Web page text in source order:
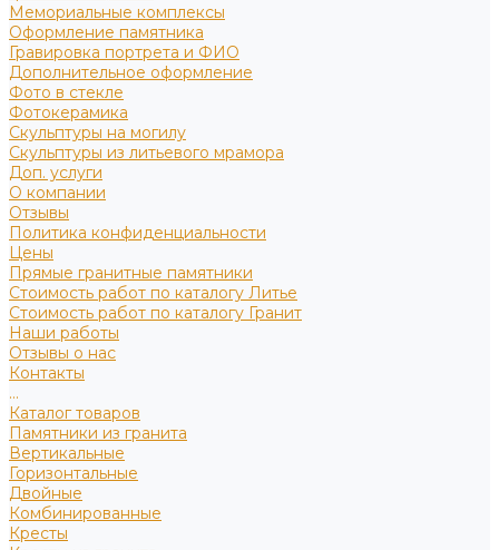
Мемориальные комплексы
Оформление памятника
Гравировка портрета и ФИО
Дополнительное оформление
Фото в стекле
Фотокерамика
Скульптуры на могилу
Скульптуры из литьевого мрамора
Доп. услуги
О компании
Отзывы
Политика конфиденциальности
Цены
Прямые гранитные памятники
Стоимость работ по каталогу Литье
Стоимость работ по каталогу Гранит
Наши работы
Отзывы о нас
Контакты
...
Каталог товаров
Памятники из гранита
Вертикальные
Горизонтальные
Двойные
Комбинированные
Кресты